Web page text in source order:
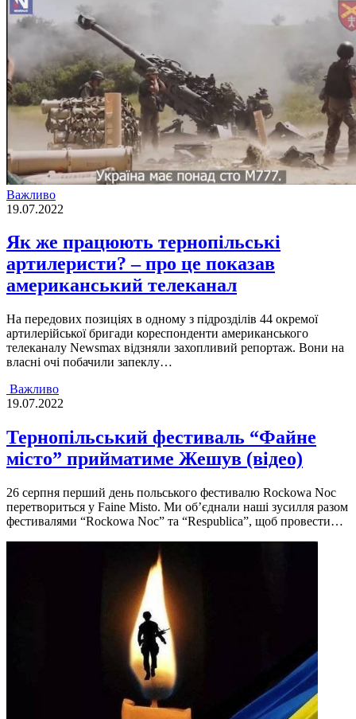
Важливо
19.07.2022
Як же працюють тернопільські
артилеристи? – про це показав
американський телеканал
На передових позиціях в одному з підрозділів 44 окремої
артилерійської бригади кореспонденти американського
телеканалу Newsmax відзняли захопливий репортаж. Вони на
власні очі побачили запеклу…
Важливо
19.07.2022
Тернопільський фестиваль “Файне
місто” прийматиме Жешув (відео)
26 серпня перший день польського фестивалю Rockowa Noc
перетвориться у Faine Misto. Ми об’єднали нашi зусилля разом
фестивалями “Rockowa Noc” та “Respublica”, щоб провести…